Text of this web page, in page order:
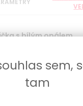
s bílým opálem
sem,
tam